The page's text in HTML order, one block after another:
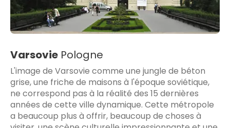
Varsovie Pologne
L'image de Varsovie comme une jungle de béton
grise, une friche de maisons à l'époque soviétique,
ne correspond pas à la réalité des 15 dernières
années de cette ville dynamique. Cette métropole
a beaucoup plus à offrir, beaucoup de choses à